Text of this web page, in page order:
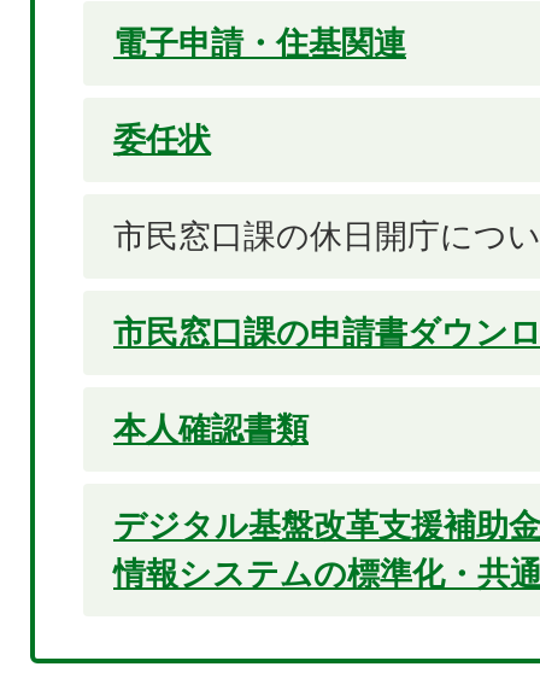
電子申請・住基関連
委任状
市民窓口課の休日開庁につ
市民窓口課の申請書ダウン
本人確認書類
デジタル基盤改革支援補助
情報システムの標準化・共